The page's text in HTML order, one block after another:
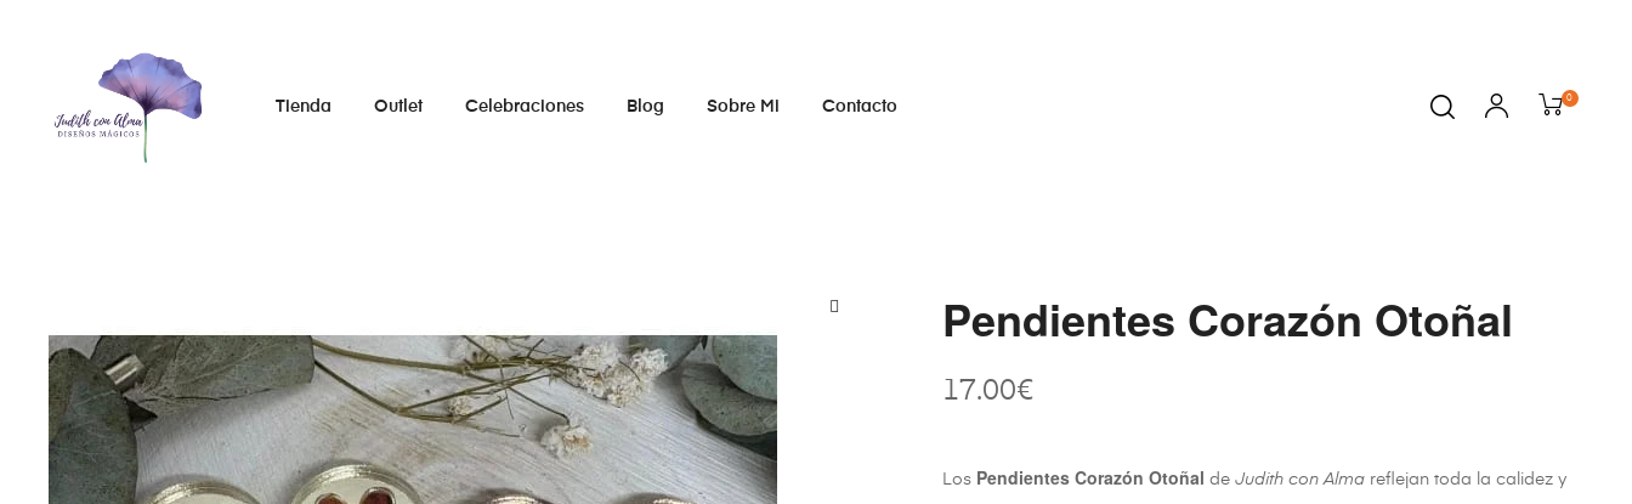
Tienda Outlet Celebraciones Blog Sobre Mi Contacto
0
Pendientes Corazón Otoñal
17.00€
Los Pendientes Corazón Otoñal deJudith con Alma reflejan toda la calidez y